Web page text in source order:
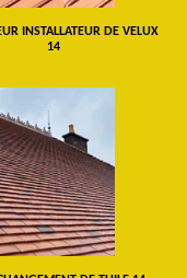
INSTALLATEUR DE VELUX
14